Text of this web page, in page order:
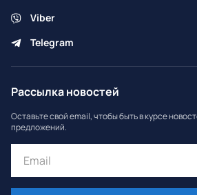
Viber
Telegram
Рассылка новостей
Оставьте свой email, чтобы быть в курсе
предложений.